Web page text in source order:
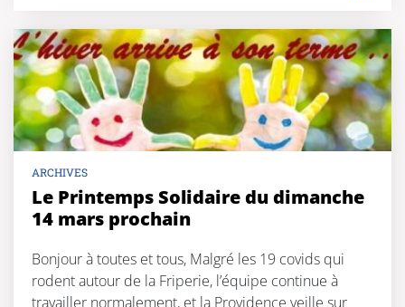
ARCHIVES
Le Printemps Solidaire du dimanche
14 mars prochain
Bonjour à toutes et tous, Malgré les 19 covids qui
rodent autour de la Friperie, l’équipe continue à
travailler normalement, et la Providence veille sur